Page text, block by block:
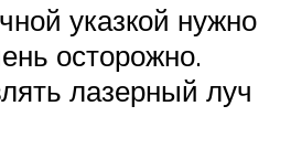
указкой нужно
осторожно.
лазерный луч